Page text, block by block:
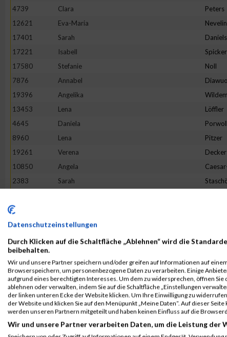
4739
Clara Peters
12621
Eva-Maria
17401
Sarah Daniels
17221
Isabell Spicker
17580
Stefanie Noll
7876
Annabel
19396
Angelika
13453
Lena Löffler
4645
Daniela Porwoll
8960
Lena Pitzer
19261
Verena Decker
10850
Angela
2383
Sarah
10079
18862
Tineke
18205
Sandra
3475
16268
Lotte
5049
Sabine Eim
7653
Franziska Flügge
1380
Jeanne Li Voß
6002
Julia
Datenschutzeinstellungen
Durch Klicken auf die Schaltfläche „Ablehnen“ wird die
beibehalten.
Wir und unsere Partner speichern und/oder greifen auf Informationen auf
Browserspeichern, um personenbezogene Daten zu verarbeiten. Einige
aufgrund eines berechtigten Interesses. Um dem zu widersprechen, öffnen Sie
ablehnen oder verwalten, indem Sie auf die Schaltfläche „Einstellungen
der linken unteren Ecke der Website klicken. Um Ihre Einwilligung zu
der Website und klicken Sie auf den Menüpunkt „Meine Daten“. Auf dieser
werden unseren Partnern mitgeteilt und haben keinen Einfluss auf die
Wir und unsere Partner verarbeiten Daten, um die Leistung der